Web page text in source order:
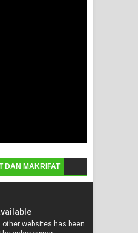
DAN MAKRIFAT